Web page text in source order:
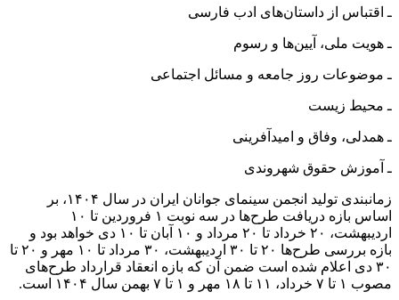
ـ اقتباس از داستان‌های ادب فارسی
ـ هویت ملی، آیین‌ها و رسوم
ـ موضوعات روز جامعه و مسائل اجتماعی
ـ محیط زیست
ـ همدلی، وفاق و امیدآفرینی
ـ آموزش حقوق شهروندی
زمان‏بندی تولید انجمن سینمای جوانان ایران در سال ۱۴۰۴، بر
اساس بازه دریافت طرح‌ها در سه نوبت ۱ فروردین تا ۱۰
اردیبهشت، ۲۰ خرداد تا ۲۰ مرداد و ۱۰ آبان تا ۱۰ دی‌ خواهد بود و
بازه بررسی طرح‌‏ها ۲۰ تا ۳۰ اردیبهشت، ۳۰ مرداد تا ۱۰ مهر و ۲۰ تا
۳۰ دی اعلام شده است ضمن آن که بازه انعقاد قرارداد طرح‏‌های
مصوب ۱ تا ۷ خرداد، ۱۱ تا ۱۸ مهر و ۱ تا ۷ بهمن‌ سال ۱۴۰۴ است.